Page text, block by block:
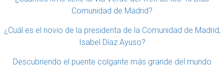
Comunidad de Madrid?
¿Cuál es el novio de la presidenta de la Comunidad de Madrid,
Isabel Díaz Ayuso?
Descubriendo el puente colgante más grande del mundo